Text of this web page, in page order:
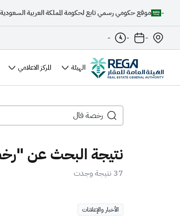
- موقع حكومي رسمي تابع لحكومة المملكة العربية السعودية
-
-
-
الهيئة المركز الاعلامي
نتيجة البحث عن
37 نتيجة وجدت
الأخبار والإعلانات